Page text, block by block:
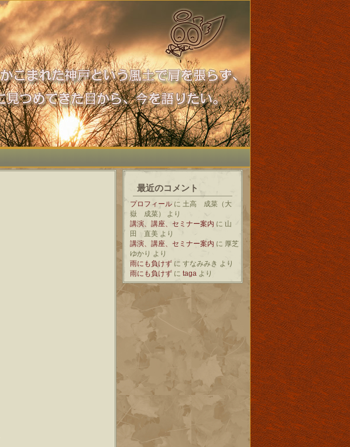
最近のコメント
プロフィール に 土高 成菜（大
嶽 成菜）
より
講演、講座、セミナー案内 に 山
田 直美 より
講演、講座、セミナー案内 に 厚芝
ゆかり より
雨にも負けず に すなみみき より
雨にも負けず に taga より